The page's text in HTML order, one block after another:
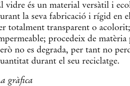
vidre és un material versàtil i
la seva fabricació i rígid en
totalment transparent o
procedeix de
no es degrada, per tant no
durant el seu reciclatge.
gràfica